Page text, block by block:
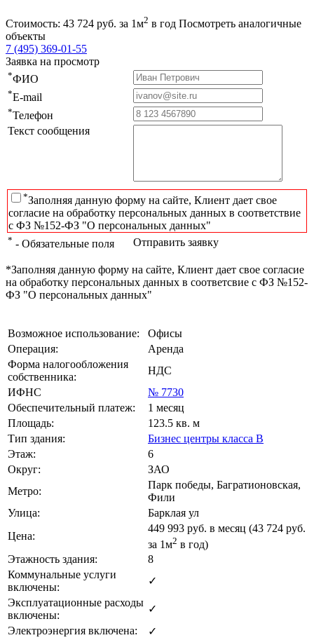
Стоимость: 43 724 руб. за 1м2 в год Посмотреть аналогичные
объекты
7 (495) 369-01-55
Заявка на просмотр
*ФИО
*E-mail
*Телефон
Текст сообщения
*Заполняя данную форму на сайте, Клиент дает свое
согласие на обработку персональных данных в соответствие
с ФЗ №152-ФЗ "О персональных данных"
* - Обязательные поля Отправить заявку
*Заполняя данную форму на сайте, Клиент дает свое согласие
на обработку персональных данных в соответсвие с ФЗ №152-
ФЗ "О персональных данных"
Возможное использование:
Офисы
Операция:
Аренда
Форма налогообложения
собственника:
НДС
ИФНС
№ 7730
Обеспечительный платеж:
1 месяц
Площадь:
123.5 кв. м
Тип здания:
Бизнес центры класса B
Этаж:
6
Округ:
ЗАО
Метро:
Парк победы, Багратионовская,
Фили
Улица:
Барклая ул
Цена:
449 993 руб. в месяц (43 724 руб.
за 1м2 в год)
Этажность здания:
8
Коммунальные услуги
включены:
✓
Эксплуатационные расходы
включены:
✓
Электроэнергия включена:
✓